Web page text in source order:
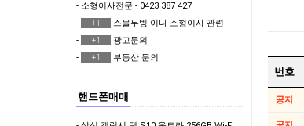
- 소형이사전문 - 0423 387 427
-
+1
스몰무빙 이나 소형이사 관련
-
+1
광고문의
-
+1 부동산 문의
핸드폰매매
번호
공지